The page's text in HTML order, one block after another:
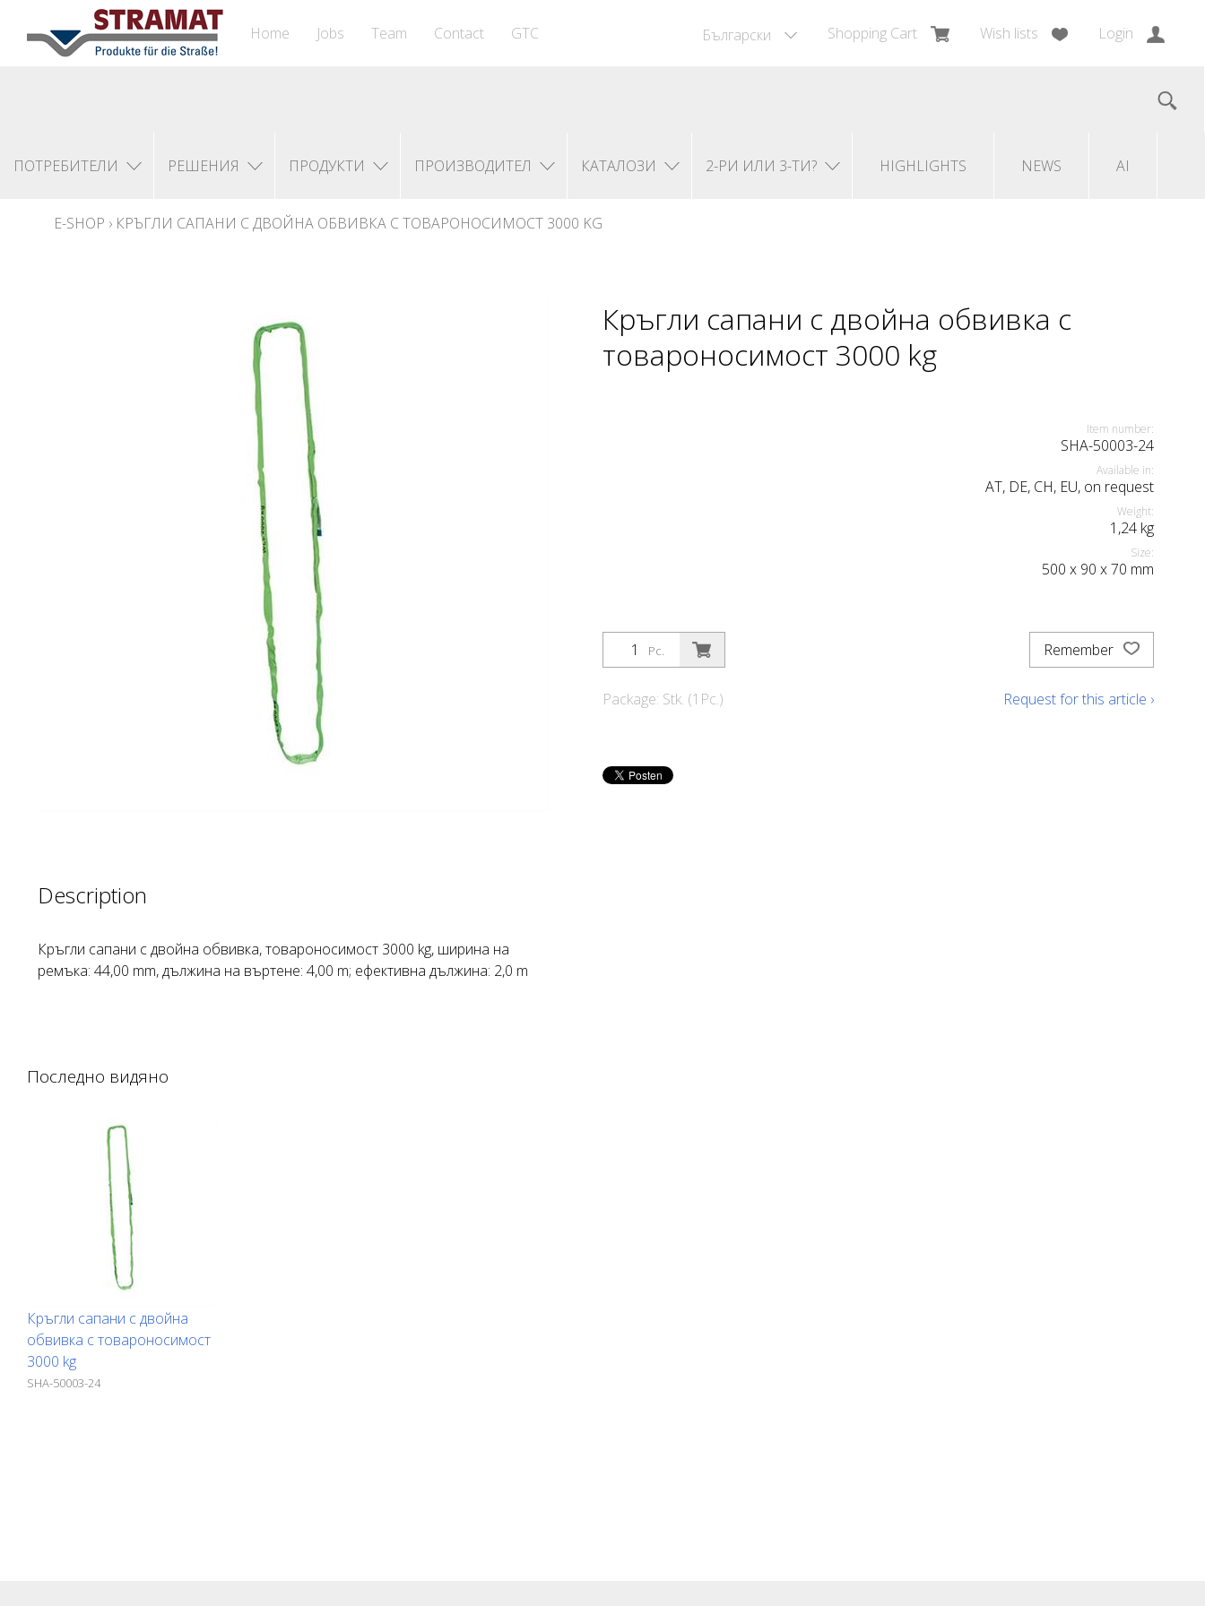
Български Shopping Cart Wish lists Login
Home Jobs Team Contact GTC
ПОТРЕБИТЕЛИ РЕШЕНИЯ ПРОДУКТИ ПРОИЗВОДИТЕЛ КАТАЛОЗИ 2-РИ ИЛИ 3-ТИ? HIGHLIGHTS NEWS AI
E-SHOP › КРЪГЛИ САПАНИ С ДВОЙНА ОБВИВКА С ТОВАРОНОСИМОСТ 3000 KG
Кръгли сапани с двойна обвивка с
товароносимост 3000 kg
Item number:
SHA-50003-24
Available in:
AT, DE, CH, EU, on request
Weight:
1,24 kg
Size:
500 x 90 x70 mm
Pc.
Package: Stk. (1Pc.)
Remember
Request for this article ›
Description
Кръгли сапани с двойна обвивка, товароносимост 3000 kg, ширина на
ремъка: 44,00 mm, дължина на въртене: 4,00 m; ефективна дължина: 2,0 m
Последно видяно
Кръгли сапани с двойна
обвивка с товароносимост
3000 kg
SHA-50003-24